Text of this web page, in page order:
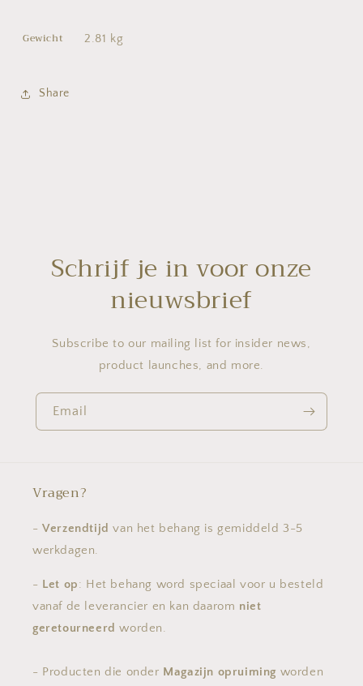
Gewicht 2.81 kg
Share
Schrijf je in voor onze
nieuwsbrief
Subscribe to our mailing list for insider news,
product launches, and more.
Email
Vragen?
-Verzendtijd van het behang is gemiddeld 3-5
werkdagen.
- Let op: Het behang word speciaal voor u besteld
vanaf de leverancier en kan daarom niet
geretourneerd worden.
- Producten die onder Magazijn opruiming worden